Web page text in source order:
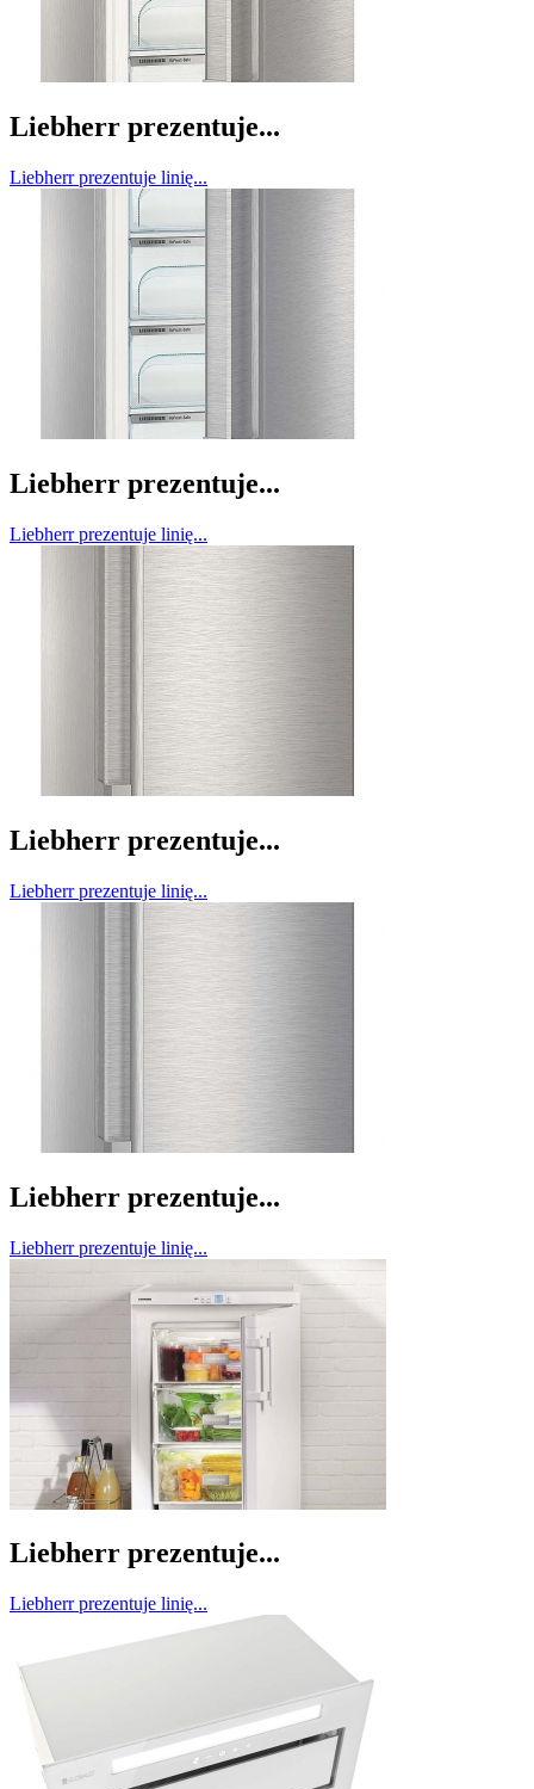
Liebherr prezentuje...
Liebherr prezentuje linię...
Liebherr prezentuje...
Liebherr prezentuje linię...
Liebherr prezentuje...
Liebherr prezentuje linię...
Liebherr prezentuje...
Liebherr prezentuje linię...
Liebherr prezentuje...
Liebherr prezentuje linię...